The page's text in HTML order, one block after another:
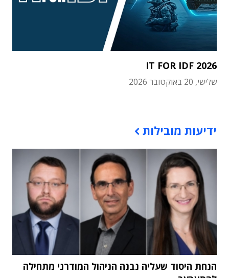
IT FOR IDF 2026
שלישי, 20 באוקטובר 2026
ידיעות מובילות
הנחת היסוד שעליה נבנה הניהול המודרני מתחילה